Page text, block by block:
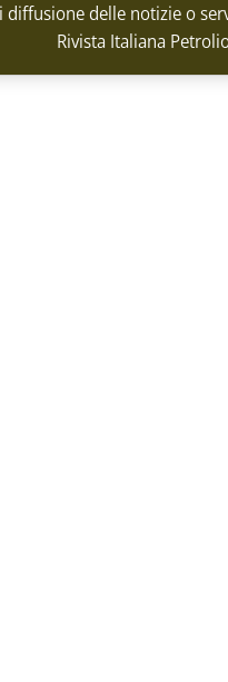
delle notizie o
Rivista Italiana